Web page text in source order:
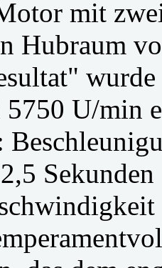
mit
Hubraum
5750 U/min
Sekunden